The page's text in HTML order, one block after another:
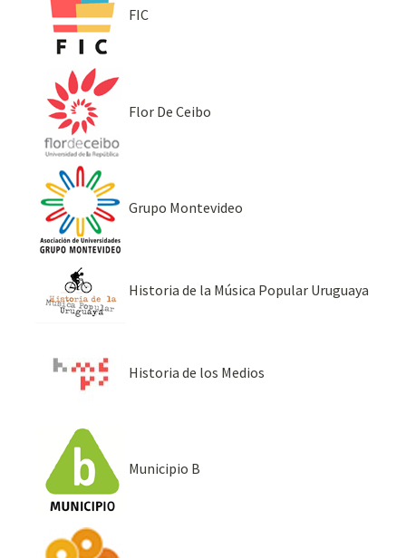
FIC
Flor De Ceibo
Grupo Montevideo
Historia de la Música Popular Uruguaya
Historia de los Medios
Municipio B